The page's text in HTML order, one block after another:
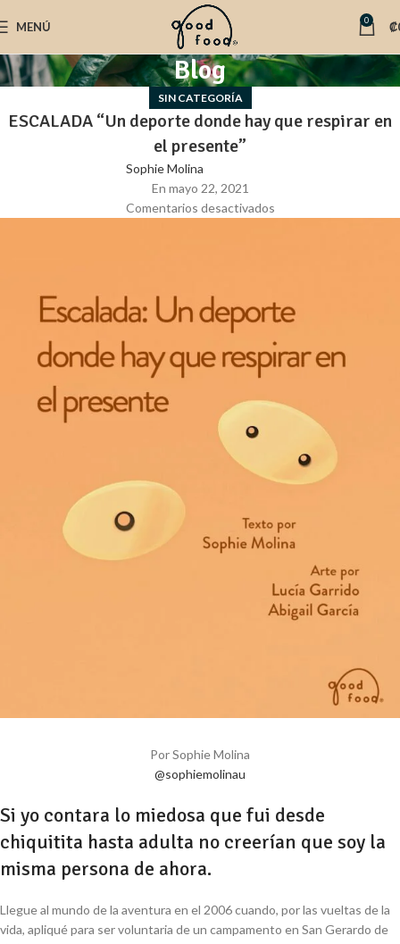
MENÚ 0 ₡
Blog
SIN CATEGORÍA
ESCALADA “Un deporte donde hay que respirar en
el presente”
Sophie Molina
En mayo 22, 2021
Comentarios desactivados
Por Sophie Molina
@sophiemolinau
Si yo contara lo miedosa que fui desde
chiquitita hasta adulta no creerían que soy la
misma persona de ahora.
Llegue al mundo de la aventura en el 2006 cuando, por las vueltas de la
vida, apliqué para ser voluntaria de un campamento en San Gerardo de